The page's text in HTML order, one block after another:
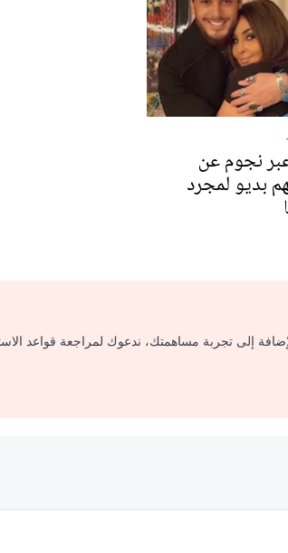
نجوم عن
بديو لمجرد
إلى تجربة مساهمتك، ندعوك لمراجعة قواعد